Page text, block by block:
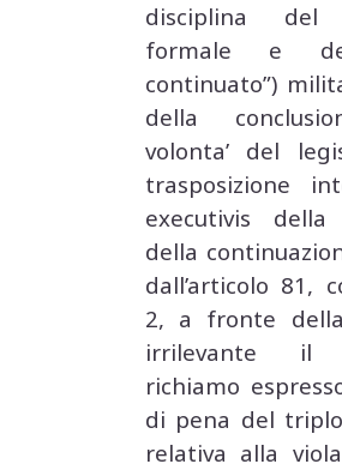
disciplina del
formale e
continuato”)
della
volonta’ del
trasposizione
executivis della
della
dall’articolo 81,
2, a fronte
irrilevante il
richiamo
di pena del
relativa alla